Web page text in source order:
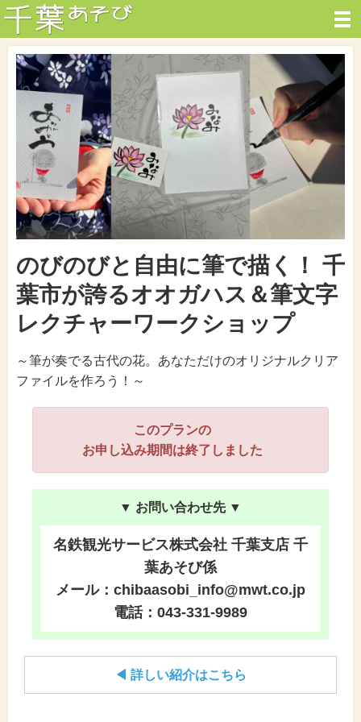
のびのびと自由に筆で描く！ 千
葉市が誇るオオガハス＆筆文字
レクチャーワークショップ
～筆が奏でる古代の花。あなただけのオリジナルクリア
ファイルを作ろう！～
このプランの
お申し込み期間は終了しました
▼ お問い合わせ先 ▼
名鉄観光サービス株式会社 千葉支店 千
葉あそび係
メール：chibaasobi_info@mwt.co.jp
電話：043-331-9989
◀ 詳しい紹介はこちら